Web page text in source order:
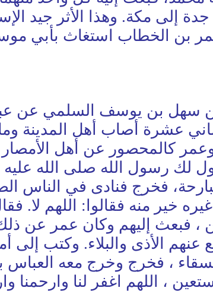
مكة. وهذا الأثر جيد
عمر بن الخطاب استغاث بأبي
سهل بن يوسف السلمي عن
عشرة أصاب أهل المدينة
كالمحصور عن أهل
لك رسول الله صلى الله
فخرج فنادى في الناس
خير منه فقالوا: اللهم لا.
، فبعث إليهم وكان عمر عن
الأذى والبلاء. وكتب إلى
، فخرج وخرج معه
، اللهم اغفر لنا وارحمنا